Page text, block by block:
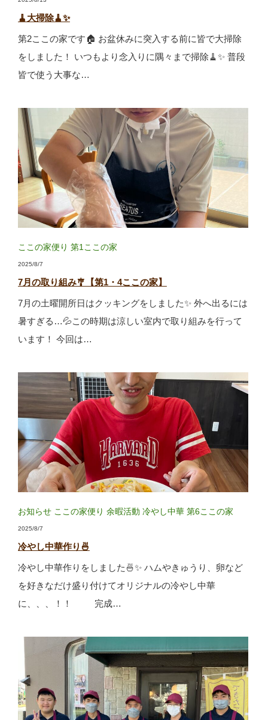
🧹大掃除🧹✨
第2ここの家です🏠 お盆休みに突入する前に皆で大掃除
をしました！ いつもより念入りに隅々まで掃除🧹✨ 普段
皆で使う大事な…
ここの家便り 第1ここの家
2025/8/7
7月の取り組み🎐【第1・4ここの家】
7月の土曜開所日はクッキングをしました✨ 外へ出るには
暑すぎる…💦この時期は涼しい室内で取り組みを行って
います！ 今回は…
お知らせ ここの家便り 余暇活動 冷やし中華 第6ここの家
2025/8/7
冷やし中華作り🍜
冷やし中華作りをしました🍜✨ ハムやきゅうり、卵など
を好きなだけ盛り付けてオリジナルの冷やし中華
に、、、！！ 完成…